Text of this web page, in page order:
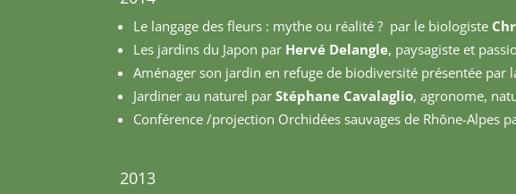
Le langage des fleurs : mythe ou réalité ? par le biologiste
Les jardins du Japon par Hervé Delangle, paysagiste et
Aménager son jardin en refuge de biodiversité présentée par
Jardiner au naturel parStéphane Cavalaglio, agronome,
Conférence /projection Orchidées sauvages de Rhône-Alpes
2013